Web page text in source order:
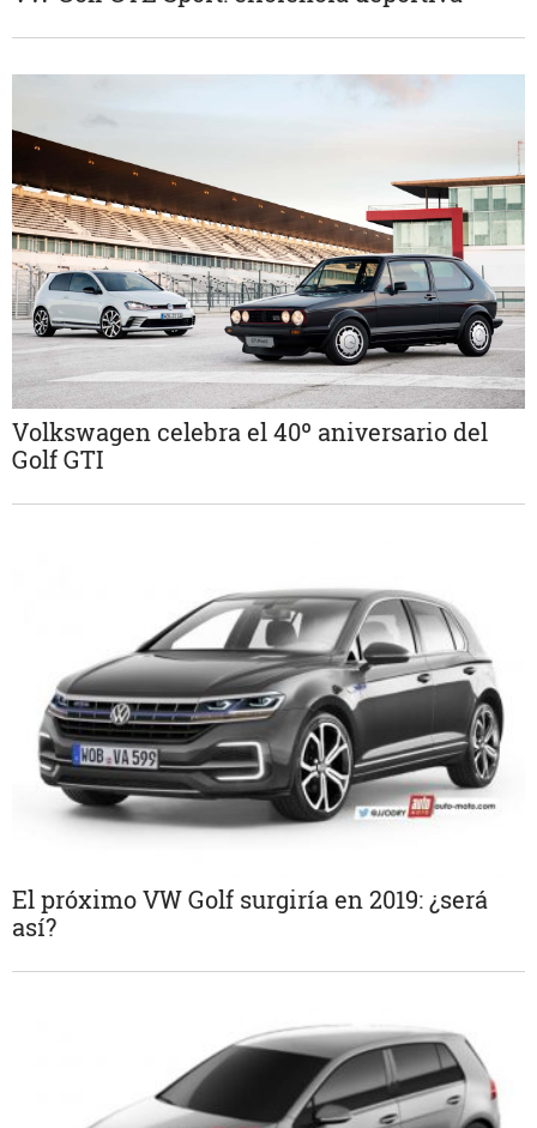
Volkswagen celebra el 40º aniversario del
Golf GTI
El próximo VW Golf surgiría en 2019: ¿será
así?